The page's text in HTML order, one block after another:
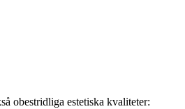
obestridliga estetiska kvaliteter: